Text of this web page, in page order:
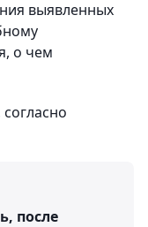
выявленных
о чем
после